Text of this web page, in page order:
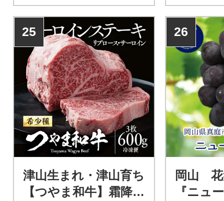
25
津山生まれ・津山育ち
【つやま和牛】霜降り
26
岡山 花
『ニュ